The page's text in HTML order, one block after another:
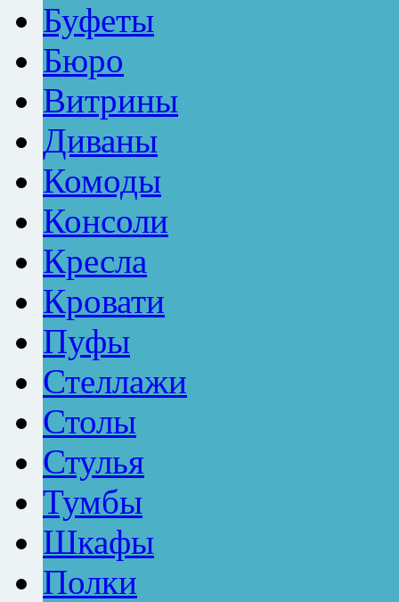
Буфеты
Бюро
Витрины
Диваны
Комоды
Консоли
Кресла
Кровати
Пуфы
Стеллажи
Столы
Стулья
Тумбы
Шкафы
Полки